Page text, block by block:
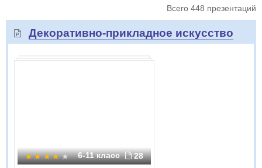
Всего 448 презентаций
Декоративно-прикладное искусство
6-11 класс 28